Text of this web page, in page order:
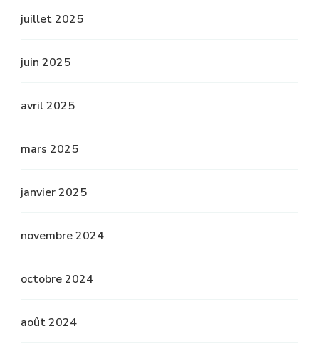
juillet 2025
juin 2025
avril 2025
mars 2025
janvier 2025
novembre 2024
octobre 2024
août 2024